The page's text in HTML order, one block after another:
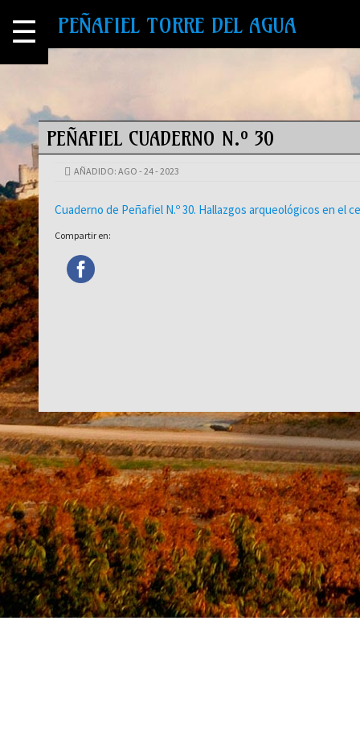
☰ PEÑAFIEL TORRE DEL AGUA
PEÑAFIEL CUADERNO N.º 30
AÑADIDO: AGO - 24 - 2023
Cuaderno de Peñafiel N.º 30. Hallazgos arqueológicos en el
Compartir en: